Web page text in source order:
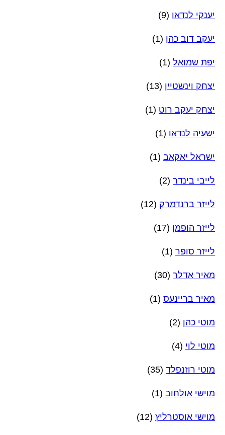
יענקי לנדאו (9)
יעקב דוב כהן (1)
יפת שמואל (1)
יצחק וינשטיין (13)
יצחק יעקב רוט (1)
ישעיה לנדאו (1)
ישראל יאקאב (1)
לייבי בינדר (2)
לייזר ברנדמרק (12)
לייזר הופמן (17)
לייזר סופר (1)
מאיר אדלר (30)
מאיר בריינעס (1)
מוטי כהן (2)
מוטי לוי (4)
מוטי רוזנפלד (35)
מוישי אולחוב (1)
מוישי אוסטרליץ (12)